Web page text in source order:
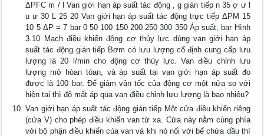
ΔPFC m / l Van giới hạn áp suất tác động , g gián tiếp n 35 ợ ư l
u ư 30 L 25 20 Van giới hạn áp suất tác động trực tiếp ΔPM 15
10 5 ΔP = 7 bar 0 50 100 150 200 250 300 350 Áp suất, bar Hình
3.10 Mạch điều khiển động cơ thủy lực dùng van giới hạn áp
suất tác động gián tiếp Bơm có lưu lượng cố định cung cấp lưu
lượng là 20 l/min cho động cơ thủy lực. Van điều chỉnh lưu
lượng mở hòan tòan, và áp suất tại van giới hạn áp suất đo
được là 100 bar. Để giảm vận tốc của động cơ một nửa so với
hiện tại thì độ mất áp qua van điều chỉnh lưu lượng là bao nhiêu?
Van giới hạn áp suất tác động gián tiếp Một cửa điều khiển riêng
(cửa V) cho phép điều khiển van từ xa. Cửa này nằm cùng phía
với bộ phận điều khiển của van và khi nó nối với bể chứa dầu thì